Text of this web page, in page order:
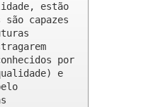
estão
capazes
por
e